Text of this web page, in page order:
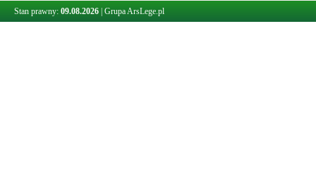
Stan prawny: 09.08.2026 Grupa ArsLege.pl